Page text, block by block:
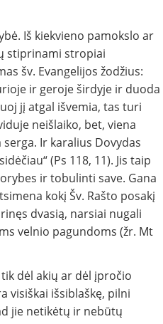
Iš kiekvieno pamokslo ar
stipri­nami stropiai
šv. Evangelijos žodžius:
ir geroje širdyje ir duoda
jį atgal išvemia, tas turi
neišlaiko, bet, viena
Ir karalius Dovydas
(Ps 118, 11). Jis taip
ir tobulinti save. Gana
kokį Šv. Rašto posakį
dvasią, narsiai nugali
velnio pagundoms (žr. Mt
dėl akių ar dėl įpročio
visiš­kai išsiblaškę, pilni
jie netikėtų ir nebūtų